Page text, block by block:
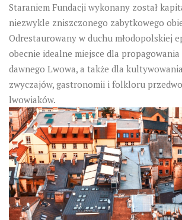
Staraniem Fundacji wykonany został
niezwykle zniszczonego zabytkowego
Odrestaurowany w duchu młodopolskiej
obecnie idealne miejsce dla
dawnego Lwowa, a także dla
zwyczajów, gastronomii i folkloru
lwowiaków.